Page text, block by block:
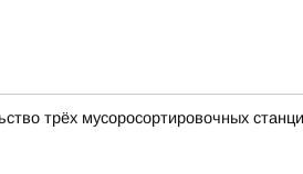
трёх мусоросортировочных